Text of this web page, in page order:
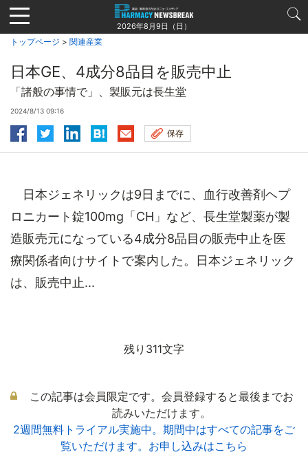
Jump
to
navigation
2026年8月9日（日）
トップページ > 関連産業
日本GE、4成分8品目を販売中止
「諸般の事情で」、製販元は長生堂
2024/8/13 09:16
保存
日本ジェネリックは9日までに、血行改善剤ヘプ
ロニカート錠100mg「CH」など、長生堂製薬が製
造販売元になっている4成分8品目の販売中止を医
療関係者向けサイトで案内した。日本ジェネリック
は、販売中止...
残り311文字
この記事は会員限定です。会員登録すると最後までお
読みいただけます。
2週間無料トライアル実施中。期間中はすべての記事をご
覧いただけます。お申し込みはこちら